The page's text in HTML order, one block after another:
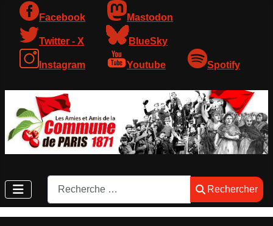
Facebook Mastodon
Twitter - X BlueSky
Instagram Youtube Spotify
Rechercher
Rechercher